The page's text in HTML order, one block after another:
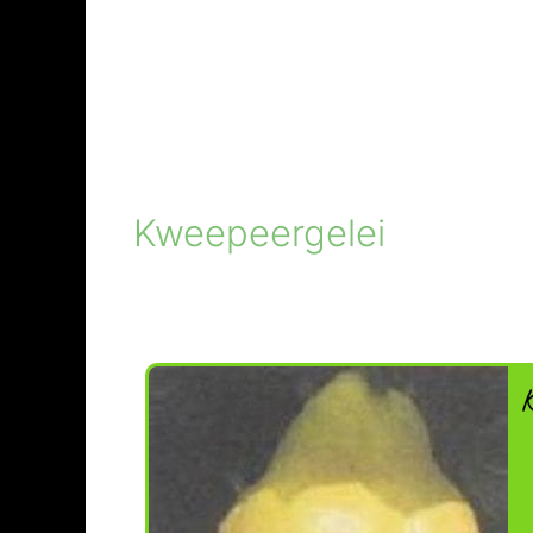
Kweepeergelei